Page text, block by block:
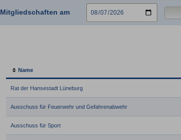
Mitgliedschaften am
Name
Rat der Hansestadt Lüneburg
Ausschuss für Feuerwehr und Gefahrenabwehr
Ausschuss für Sport